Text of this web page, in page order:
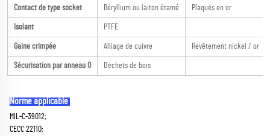
Contact de type socket Béryllium ou laiton étamé Plaqués en or
Isolant PTFE
Gaine crimpée Alliage de cuivre Revêtement nickel / or
Sécurisation par anneau O Déchets de bois
Norme applicable
MIL-C-39012;
CECC 22110;